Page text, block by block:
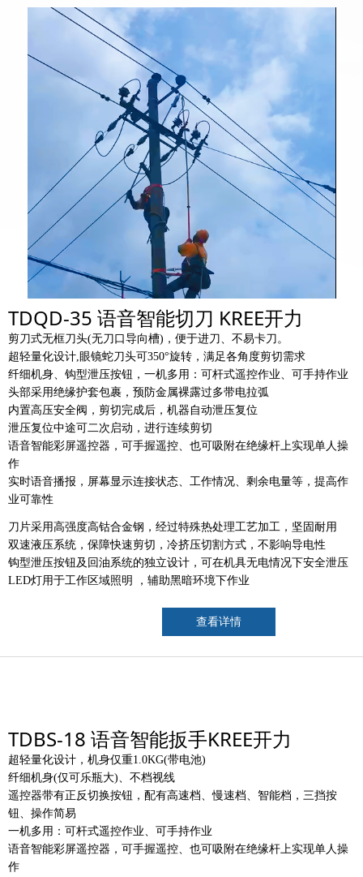
TDQD-35 语音智能切刀 KREE开力
剪刀式无框刀头(无刀口导向槽) ，便于进刀、不易卡刀。
超轻量化设计,眼镜蛇刀头可350°旋转，满足各角度剪切需求
纤细机身、钩型泄压按钮，一机多用：可杆式遥控作业、可手持作业
头部采用绝缘护套包裹，预防金属裸露过多带电拉弧
内置高压安全阀，剪切完成后，机器自动泄压复位
泄压复位中途可二次启动，进行连续剪切
语音智能彩屏遥控器，可手握遥控、也可吸附在绝缘杆上实现单人操
作
实时语音播报，屏幕显示连接状态、工作情况、剩余电量等，提高作
业可靠性
刀片采用高强度高钴合金钢，经过特殊热处理工艺加工，坚固耐用
双速液压系统，保障快速剪切，冷挤压切割方式，不影响导电性
钩型泄压按钮及回油系统的独立设计，可在机具无电情况下安全泄压
LED灯用于工作区域照明 ，辅助黑暗环境下作业
查看详情
TDBS-18 语音智能扳手KREE开力
超轻量化设计，机身仅重1.0KG(带电池)
纤细机身(仅可乐瓶大)、不档视线
遥控器带有正反切换按钮，配有高速档、慢速档、智能档，三挡按
钮、操作简易
一机多用：可杆式遥控作业、可手持作业
语音智能彩屏遥控器，可手握遥控、也可吸附在绝缘杆上实现单人操
作